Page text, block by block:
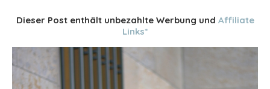
Dieser Post enthält unbezahlte Werbung und Affiliate
Links*